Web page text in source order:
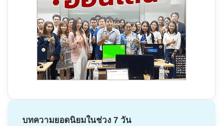
บทความยอดนิยมในช่วง 7 วัน